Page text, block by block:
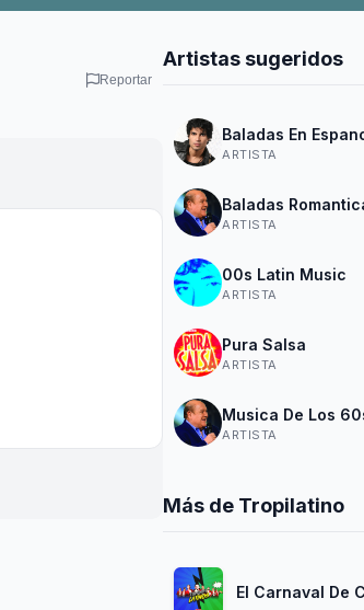
Reportar
Artistas sugeridos
Baladas En
ARTISTA
ARTISTA
00s Latin Music
ARTISTA
Pura Salsa
ARTISTA
Musica De Los
ARTISTA
Más de Tropilatino
El Carnaval De